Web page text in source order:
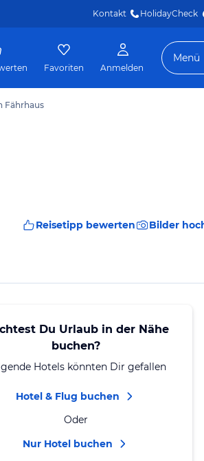
Kontakt HolidayCheck
Favoriten Anmelden
Menü
Fährhaus
Reisetipp bewerten Bilder
Du Urlaub in der Nähe
buchen?
Hotels könnten Dir gefallen
Hotel & Flug buchen
Oder
Nur Hotel buchen